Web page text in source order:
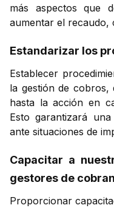
más aspectos que
aumentar el recaudo,
Estandarizar los
Establecer
la gestión de cobros,
hasta la acción en
Esto garantizará
ante situaciones de
Capacitar a
gestores de
Proporcionar